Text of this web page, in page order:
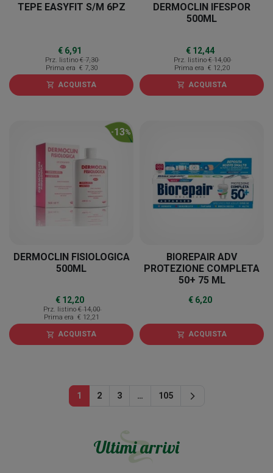
TEPE EASYFIT S/M 6PZ
€ 6,91
Prz. listino € 7,30
Prima era € 7,30
shopping_cart ACQUISTA
DERMOCLIN IFESPOR
500ML
€ 12,44
Prz. listino € 14,00
Prima era € 12,20
shopping_cart ACQUISTA
-13%
DERMOCLIN FISIOLOGICA
500ML
€ 12,20
Prz. listino € 14,00
Prima era € 12,21
shopping_cart ACQUISTA
BIOREPAIR ADV
PROTEZIONE COMPLETA
50+ 75 ML
€ 6,20
shopping_cart ACQUISTA
1 2 3 … 105 arrow_forward_ios
Ultimi arrivi